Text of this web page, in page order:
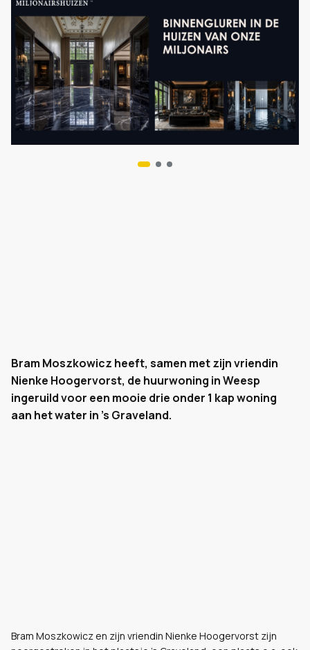
Bram Moszkowicz heeft, samen met zijn vriendin
Nienke Hoogervorst, de huurwoning in Weesp
ingeruild voor een mooie drie onder 1 kap woning
aan het water in 's Graveland.
Bram Moszkowicz en zijn vriendin Nienke Hoogervorst zijn